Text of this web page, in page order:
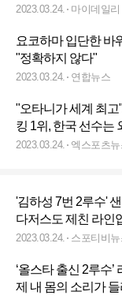
2023.03.24. 마이데일리
요코하마 입단한 바
"정확하지 않다"
2023.03.24. 연합뉴스
"오타니가 세계 최고
킹 1위, 한국 선수는
2023.03.24. 엑스포츠뉴
'김하성 7번 2루수'
다저스도 제친 라인
2023.03.24. 스포티비뉴
‘올스타 출신 2루수’
제 내 몸의 소리가 들